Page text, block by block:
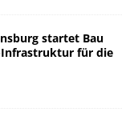
startet Bau
für die